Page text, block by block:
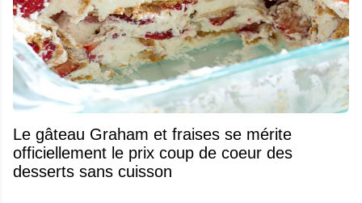
Le gâteau Graham et fraises se mérite
officiellement le prix coup de coeur des
desserts sans cuisson